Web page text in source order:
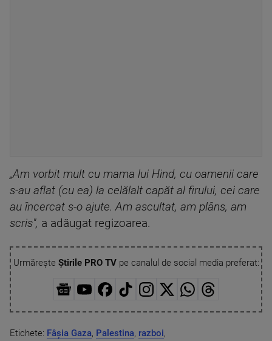
„Am vorbit mult cu mama lui Hind, cu oamenii care
s-au aflat (cu ea) la celălalt capăt al firului, cei care
au încercat s-o ajute. Am ascultat, am plâns, am
scris", a adăugat regizoarea.
Urmărește Știrile PRO TVpe canalul de social media preferat:
Etichete: Fâșia Gaza, Palestina, razboi,